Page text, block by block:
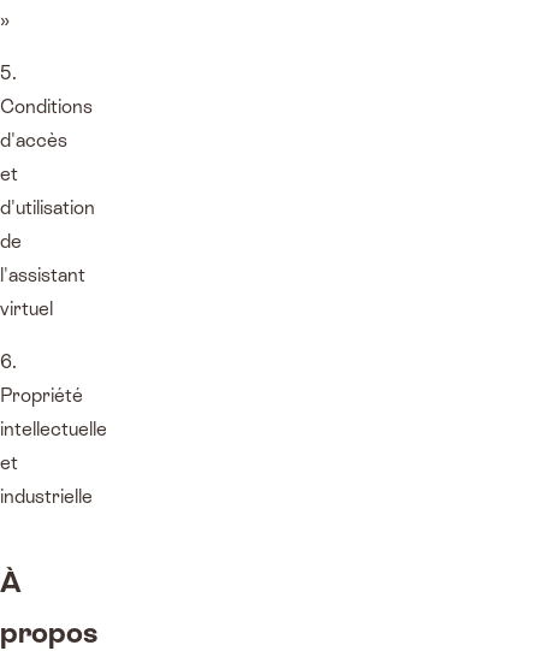
»
5.
Conditions
d'accès
et
d'utilisation
de
l'assistant
virtuel
6.
Propriété
intellectuelle
et
industrielle
À
propos